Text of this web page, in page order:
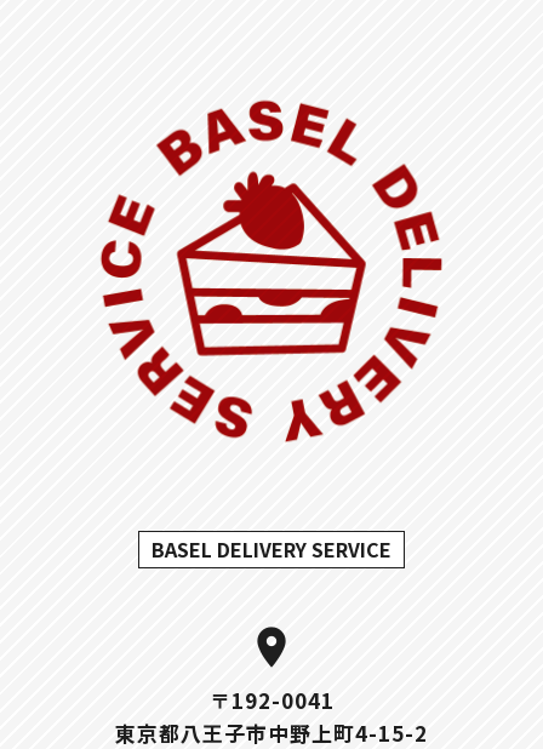
BASEL DELIVERY SERVICE
location_on
〒192-0041
東京都八王子市中野上町4-15-2